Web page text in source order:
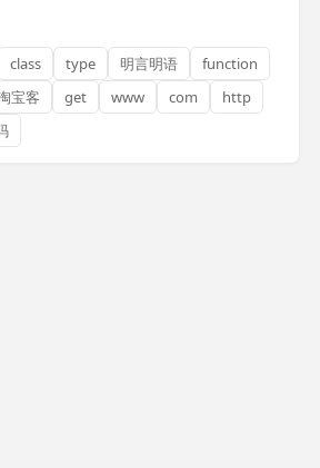
class type 明言明语
function
宝客 get www com
http